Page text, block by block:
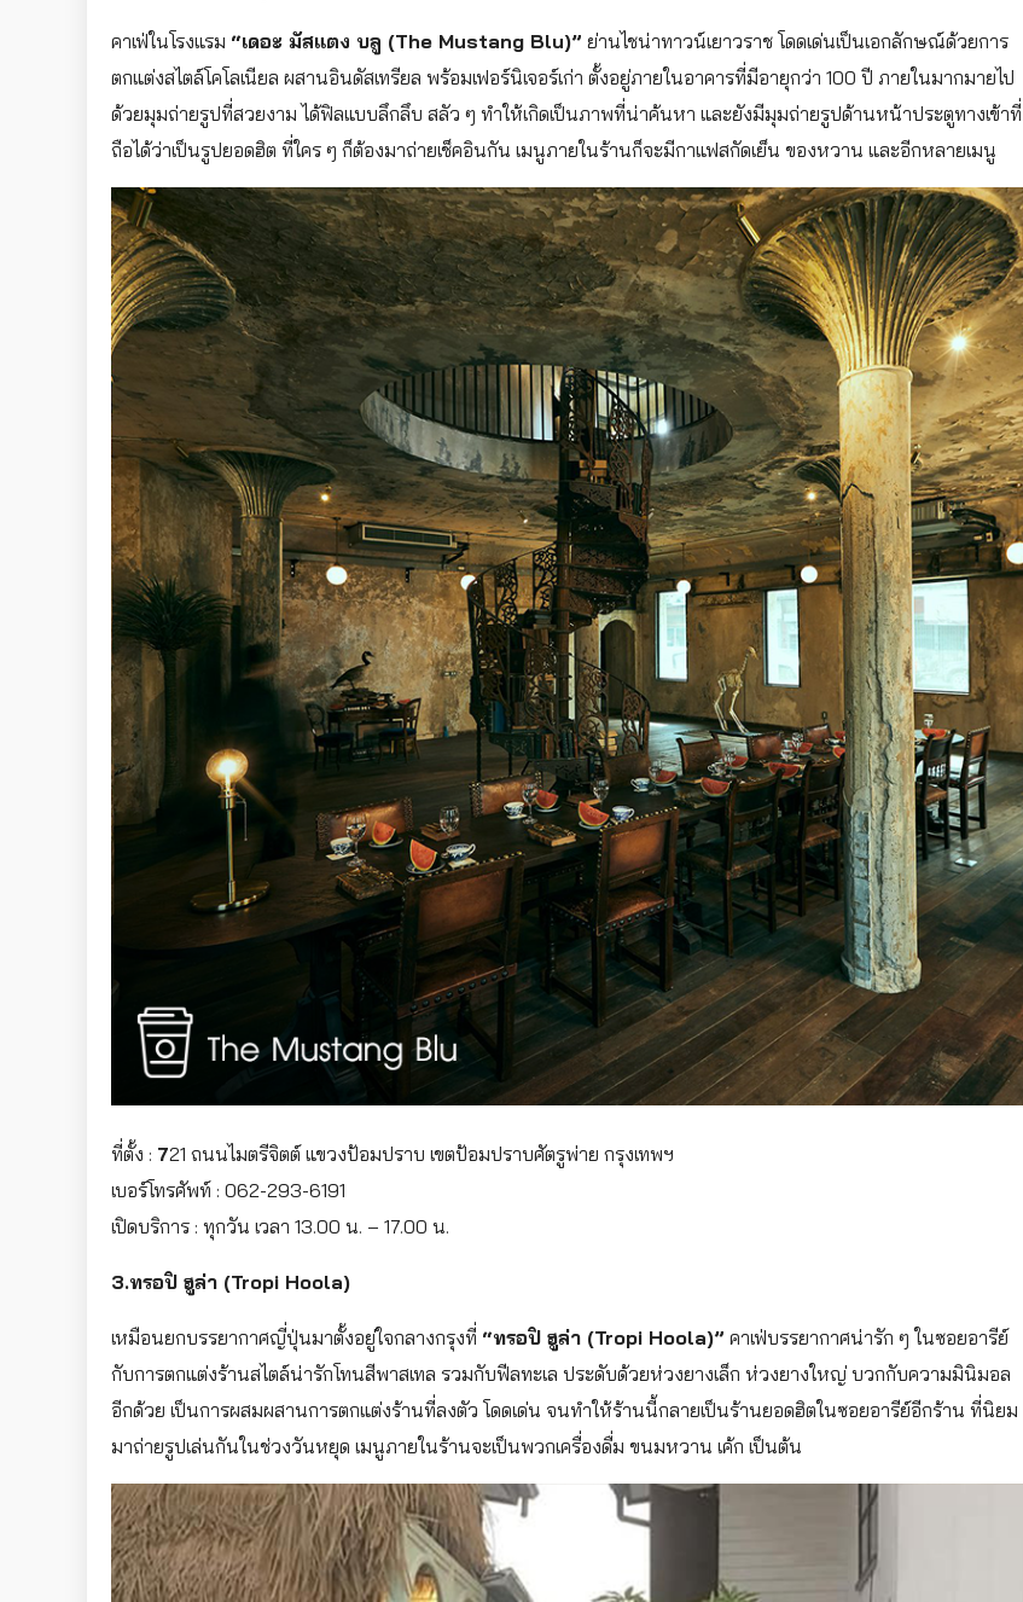
คาเฟ่ในโรงแรม “เดอะ มัสแตง บลู (The Mustang Blu)” ย่านไชน่าทาวน์เยาวราช โดดเด่นเป็นเอกลักษณ์ด้วยการ
ตกแต่งสไตล์โคโลเนียล ผสานอินดัสเทรียล พร้อมเฟอร์นิเจอร์เก่า ตั้งอยู่ภายในอาคารที่มีอายุกว่า 100 ปี ภายในมากมายไป
ด้วยมุมถ่ายรูปที่สวยงาม ได้ฟิลแบบลึกลึบ สลัว ๆ ทำให้เกิดเป็นภาพที่น่าค้นหา และยังมีมุมถ่ายรูปด้านหน้าประตูทางเข้าที่
ถือได้ว่าเป็นรูปยอดฮิต ที่ใคร ๆ ก็ต้องมาถ่ายเช็คอินกัน เมนูภายในร้านก็จะมีกาแฟสกัดเย็น ของหวาน และอีกหลายเมนู
ที่ตั้ง : 721 ถนนไมตรีจิตต์ แขวงป้อมปราบ เขตป้อมปราบศัตรูพ่าย กรุงเทพฯ
เบอร์โทรศัพท์ : 062-293-6191
เปิดบริการ : ทุกวัน เวลา 13.00 น. – 17.00 น.
3.ทรอปิ ฮูล่า (Tropi Hoola)
เหมือนยกบรรยากาศญี่ปุ่นมาตั้งอยู่ใจกลางกรุงที่ “ทรอปิ ฮูล่า (Tropi Hoola)” คาเฟ่บรรยากาศน่ารัก ๆ ในซอยอารีย์
กับการตกแต่งร้านสไตล์น่ารักโทนสีพาสเทล รวมกับฟีลทะเล ประดับด้วยห่วงยางเล็ก ห่วงยางใหญ่ บวกกับความมินิมอล
อีกด้วย เป็นการผสมผสานการตกแต่งร้านที่ลงตัว โดดเด่น จนทำให้ร้านนี้กลายเป็นร้านยอดฮิตในซอยอารีย์อีกร้าน ที่นิยม
มาถ่ายรูปเล่นกันในช่วงวันหยุด เมนูภายในร้านจะเป็นพวกเครื่องดื่ม ขนมหวาน เค้ก เป็นต้น